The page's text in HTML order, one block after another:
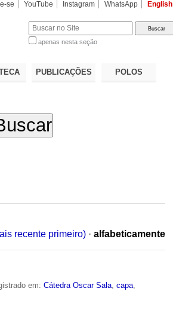
se YouTube Instagram WhatsApp English
apenas nesta seção
PUBLICAÇÕES POLOS
recente primeiro) · alfabeticamente
em:Cátedra Oscar Sala ,capa